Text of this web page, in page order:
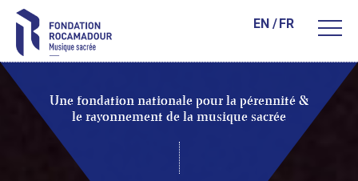
EN FR
Une fondation nationale pour lapérennité &
le rayonnement dela musique sacrée